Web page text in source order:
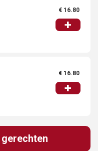
€ 16.80
+
€ 16.80
+
gerechten